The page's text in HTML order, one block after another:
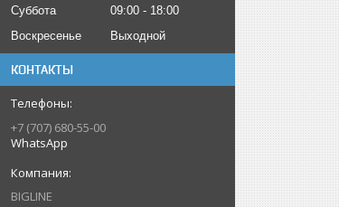
Суббота
09:00
18:00
Воскресенье
Выходной
КОНТАКТЫ
+7 (707) 680-55-00
WhatsApp
BIGLINE